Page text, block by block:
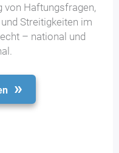
von Haftungsfragen,
Streitigkeiten im
– national und